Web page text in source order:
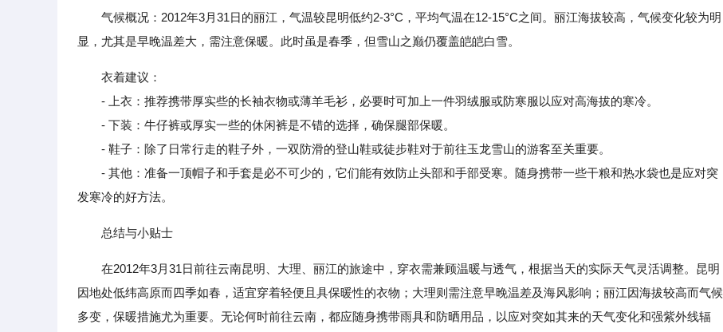
气候概况：2012年3月31日的丽江，气温较昆明低约2-3°C，平均气温在12-15°C之间。丽江海拔较高，气候变化较为明
显，尤其是早晚温差大，需注意保暖。此时虽是春季，但雪山之巅仍覆盖皑皑白雪。
衣着建议：
- 上衣：推荐携带厚实些的长袖衣物或薄羊毛衫，必要时可加上一件羽绒服或防寒服以应对高海拔的寒冷。
- 下装：牛仔裤或厚实一些的休闲裤是不错的选择，确保腿部保暖。
- 鞋子：除了日常行走的鞋子外，一双防滑的登山鞋或徒步鞋对于前往玉龙雪山的游客至关重要。
- 其他：准备一顶帽子和手套是必不可少的，它们能有效防止头部和手部受寒。随身携带一些干粮和热水袋也是应对突
发寒冷的好方法。
总结与小贴士
在2012年3月31日前往云南昆明、大理、丽江的旅途中，穿衣需兼顾温暖与透气，根据当天的实际天气灵活调整。昆明
因地处低纬高原而四季如春，适宜穿着轻便且具保暖性的衣物；大理则需注意早晚温差及海风影响；丽江因海拔较高而气候
多变，保暖措施尤为重要。无论何时前往云南，都应随身携带雨具和防晒用品，以应对突如其来的天气变化和强紫外线辐